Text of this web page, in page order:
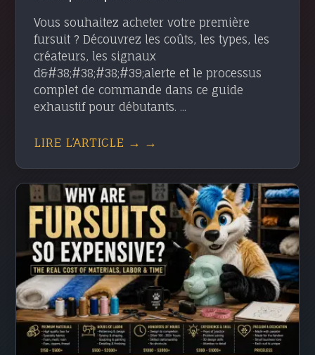
Vous souhaitez acheter votre première
fursuit ? Découvrez les coûts, les types, les
créateurs, les signaux
d&#38;#38;#38;#39;alerte et le processus
complet de commande dans ce guide
exhaustif pour débutants. ...
LIRE L’ARTICLE → →